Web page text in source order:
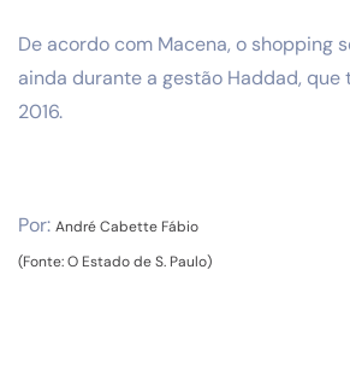
De acordo com Macena, o shopping
ainda durante a gestão Haddad, que
2016.
Por: André Cabette Fábio
(Fonte: O Estado de S. Paulo)